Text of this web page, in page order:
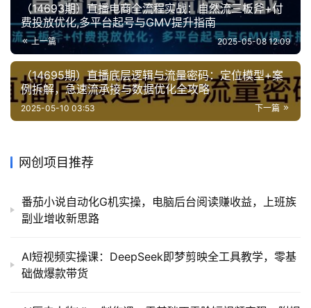
（14693期）直播电商全流程实战：自然流三板斧+付
费投放优化,多平台起号与GMV提升指南
上一篇 2025-05-08 12:09
（14695期）直播底层逻辑与流量密码：定位模型+案
例拆解，急速流承接与数据优化全攻略
下一篇
2025-05-10 03:53
网创项目推荐
番茄小说自动化G机实操，电脑后台阅读赚收益，上班族
副业增收新思路
AI短视频实操课：DeepSeek即梦剪映全工具教学，零基
础做爆款带货